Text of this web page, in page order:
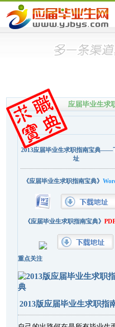
应届毕业生求
2013应届毕业生求职指南宝典——
址
《应届毕业生求职指南宝典》
《应届毕业生求职指南宝典》
重点关注
2013版应届毕业生求职指